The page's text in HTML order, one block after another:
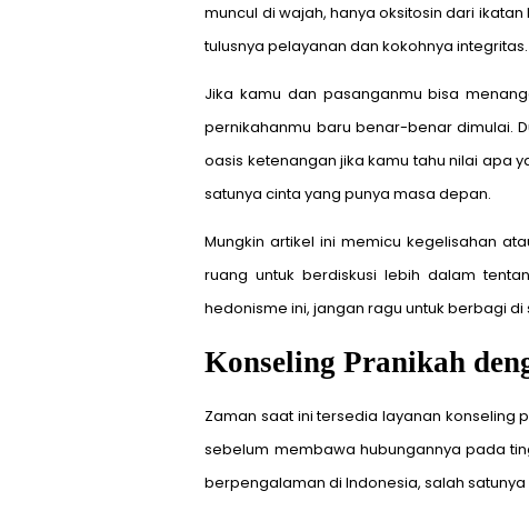
muncul di wajah, hanya oksitosin dari
tulusnya pelayanan dan kokohnya integritas.
Jika kamu dan pasanganmu bisa
pernikahanmu baru benar-benar dimulai.
oasis ketenangan jika kamu tahu nilai apa
satunya cinta yang punya masa depan.
Mungkin artikel ini memicu kegelisahan
ruang untuk berdiskusi lebih dalam
hedonisme ini, jangan ragu untuk berbagi
Konseling Pranikah
Zaman saat ini tersedia layanan
sebelum membawa hubungannya pada
berpengalaman di Indonesia, salah